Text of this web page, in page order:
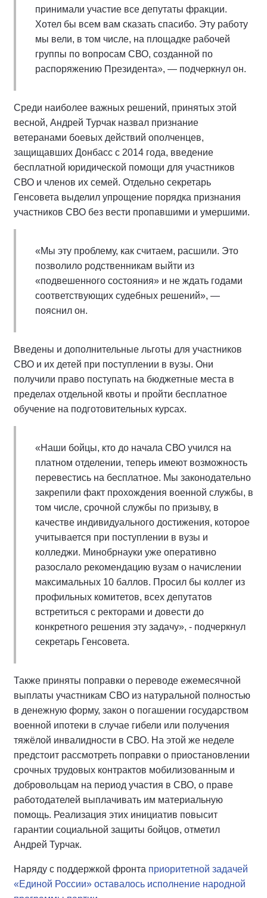
принимали участие все депутаты фракции.
Хотел бы всем вам сказать спасибо. Эту работу
мы вели, в том числе, на площадке рабочей
группы по вопросам СВО, созданной по
распоряжению Президента», — подчеркнул он.
Среди наиболее важных решений, принятых этой
весной, Андрей Турчак назвал признание
ветеранами боевых действий ополченцев,
защищавших Донбасс с 2014 года, введение
бесплатной юридической помощи для участников
СВО и членов их семей. Отдельно секретарь
Генсовета выделил упрощение порядка признания
участников СВО без вести пропавшими и умершими.
«Мы эту проблему, как считаем, расшили. Это
позволило родственникам выйти из
«подвешенного состояния» и не ждать годами
соответствующих судебных решений», —
пояснил он.
Введены и дополнительные льготы для участников
СВО и их детей при поступлении в вузы. Они
получили право поступать на бюджетные места в
пределах отдельной квоты и пройти бесплатное
обучение на подготовительных курсах.
«Наши бойцы, кто до начала СВО учился на
платном отделении, теперь имеют возможность
перевестись на бесплатное. Мы законодательно
закрепили факт прохождения военной службы, в
том числе, срочной службы по призыву, в
качестве индивидуального достижения, которое
учитывается при поступлении в вузы и
колледжи. Минобрнауки уже оперативно
разослало рекомендацию вузам о начислении
максимальных 10 баллов. Просил бы коллег из
профильных комитетов, всех депутатов
встретиться с ректорами и довести до
конкретного решения эту задачу», - подчеркнул
секретарь Генсовета.
Также приняты поправки о переводе ежемесячной
выплаты участникам СВО из натуральной полностью
в денежную форму, закон о погашении государством
военной ипотеки в случае гибели или получения
тяжёлой инвалидности в СВО. На этой же неделе
предстоит рассмотреть поправки о приостановлении
срочных трудовых контрактов мобилизованным и
добровольцам на период участия в СВО, о праве
работодателей выплачивать им материальную
помощь. Реализация этих инициатив повысит
гарантии социальной защиты бойцов, отметил
Андрей Турчак.
Наряду с поддержкой фронта приоритетной задачей
«Единой России» оставалось исполнение народной